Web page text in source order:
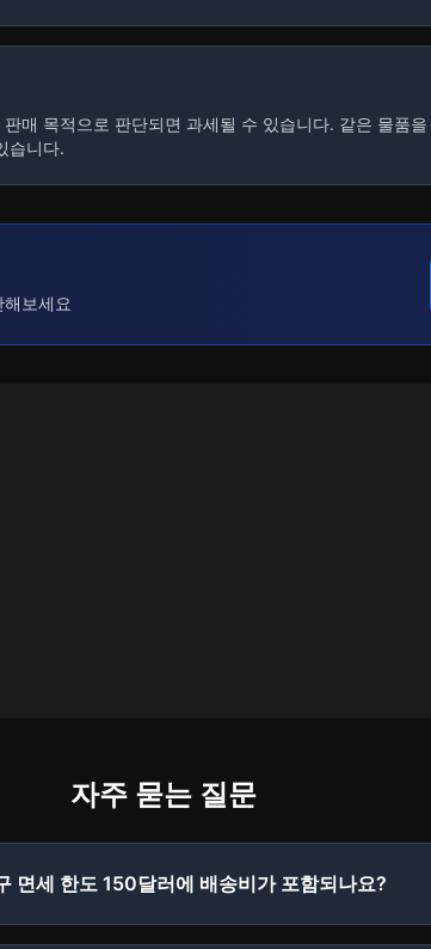
매 목적으로 판단되면 과세될 수 있습니다. 같은 물품
습니다.
보세요
자주 묻는 질문
면세 한도 150달러에 배송비가 포함되나요?